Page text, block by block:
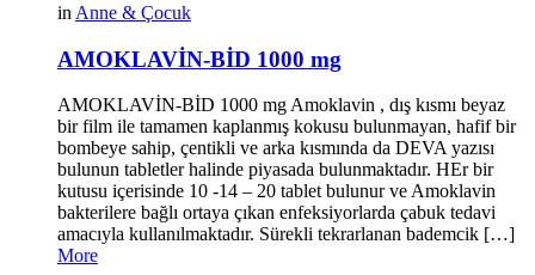
in Anne & Çocuk
AMOKLAVİN-BİD 1000 mg
AMOKLAVİN-BİD 1000 mg Amoklavin , dış kısmı beyaz
bir film ile tamamen kaplanmış kokusu bulunmayan, hafif bir
bombeye sahip, çentikli ve arka kısmında da DEVA yazısı
bulunun tabletler halinde piyasada bulunmaktadır. HEr bir
kutusu içerisinde 10 -14 – 20 tablet bulunur ve Amoklavin
bakterilere bağlı ortaya çıkan enfeksiyorlarda çabuk tedavi
amacıyla kullanılmaktadır. Sürekli tekrarlanan bademcik […]
More